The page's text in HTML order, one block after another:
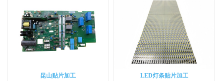
昆山贴片加工 LED灯条贴片加工